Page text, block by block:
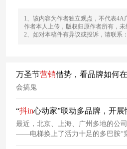
1、该内容为作者独立观点，不代表4A
作者本人上传，版权归原作者所有，未
2、如对本稿件有异议或投诉，请联系
万圣节营销借势，看品牌如何
会搞鬼
“抖in心动家”联动多品牌，开
最近，北京、上海、广州多地的公
居行业IP“抖in心动家”联动松下、